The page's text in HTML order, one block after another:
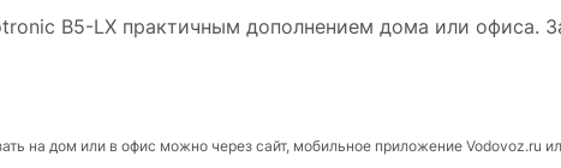
B5-LX практичным дополнением дома или офиса.
на дом или в офис можно через сайт, мобильное приложение Vodovoz.ru